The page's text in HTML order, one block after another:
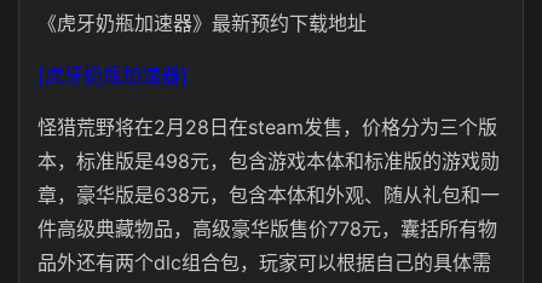
《虎牙奶瓶加速器》最新预约下载地址
[虎牙奶瓶加速器]
怪猎荒野将在2月28日在steam发售，价格分为三个版
本，标准版是498元，包含游戏本体和标准版的游戏勋
章，豪华版是638元，包含本体和外观、随从礼包和一
件高级典藏物品，高级豪华版售价778元，囊括所有物
品外还有两个dlc组合包，玩家可以根据自己的具体需